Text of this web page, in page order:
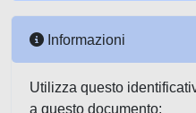
Informazioni
Utilizza questo
a questo documento: